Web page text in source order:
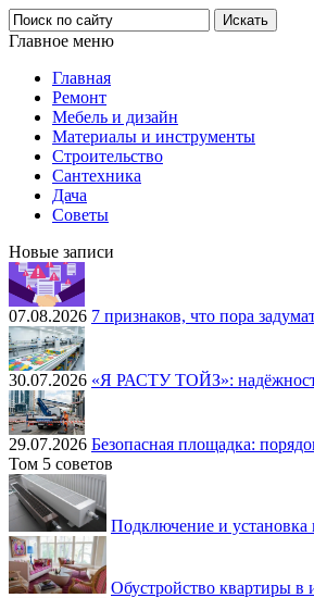
Главное меню
Главная
Ремонт
Мебель и дизайн
Материалы и инструменты
Строительство
Сантехника
Дача
Советы
Новые записи
07.08.2026 7 признаков, что пора
30.07.2026 «Я РАСТУ ТОЙЗ»:
29.07.2026 Безопасная площадка:
Том 5 советов
Подключение и установка
Обустройство квартиры в